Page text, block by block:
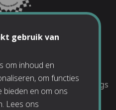
UITJES
Kinderfeestjes
Bedrijfsuitjes en Meetings
gebruik van
om inhoud en
om functies
bieden en om ons
Lees ons